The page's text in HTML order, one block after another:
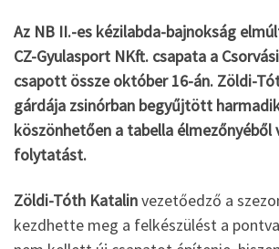
Az NB II.-es kézilabda-bajnokság
CZ-Gyulasport NKft. csapata a
csapott össze október 16-án. Zöldi-
gárdája zsinórban begyűjtött
köszönhetően a tabella élmezőnyéből
folytatást.
Zöldi-Tóth Katalinvezetőedző a
kezdhette meg a felkészülést a